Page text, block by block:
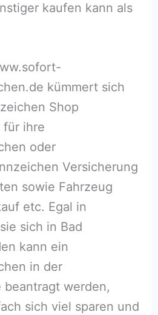
kaufen kann als
kümmert sich
Shop
für ihre
oder
Versicherung
sowie Fahrzeug
etc. Egal in
sich in Bad
kann ein
in der
beantragt werden,
sich viel sparen und